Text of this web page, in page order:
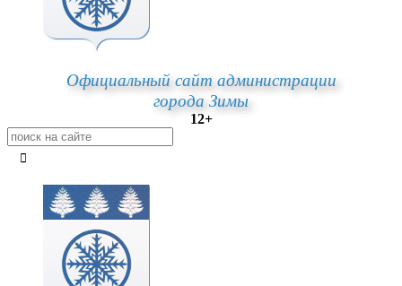
Официальный сайт администрации
города Зимы
12+